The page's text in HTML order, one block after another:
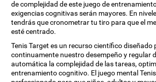
de complejidad de este juego de
exigencias cognitivas serán mayores. En
tendrás que cronometrar tu tiro para que el
esté centrado.
Tenis Target es un recurso científico diseñado
continuamente nuestro desempeño y regular
automática la complejidad de las tareas,
entrenamiento cognitivo. El juego mental